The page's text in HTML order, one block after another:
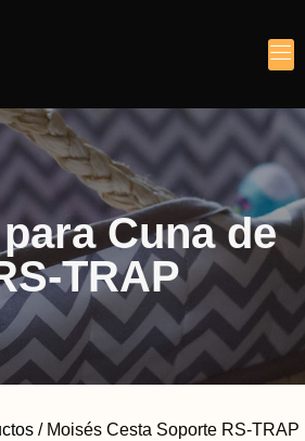
Cuna de
TRAP
/ Moisés Cesta Soporte RS-TRAP